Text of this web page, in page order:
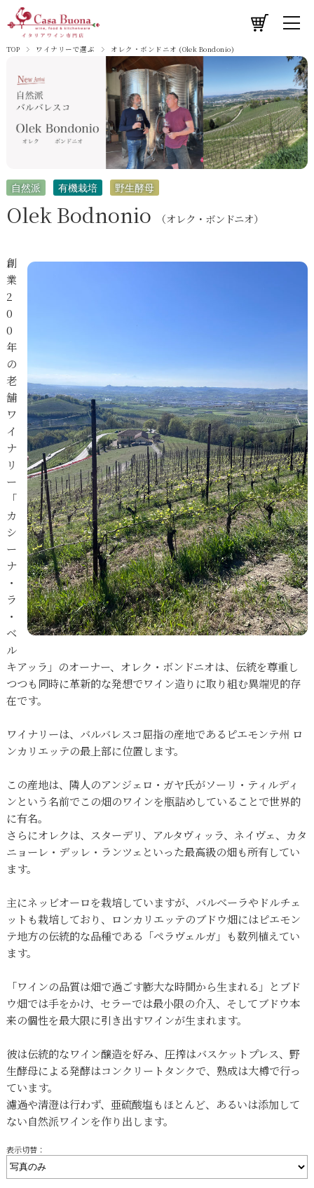
TOP ワイナリーで選ぶ オレク・ボンドニオ (Olek Bondonio)
自然派 有機栽培 野生酵母
Olek Bodnonio （オレク・ボンドニオ）
創
業
2
0
0
年
の
老
舗
ワ
イ
ナ
リ
ー
「
カ
シ
ー
ナ
・
ラ
・
ベ
ル
キアッラ」のオーナー、オレク・ボンドニオは、伝統を尊重し
つつも同時に革新的な発想でワイン造りに取り組む異端児的存
在です。
ワイナリーは、バルバレスコ屈指の産地であるピエモンテ州 ロ
ンカリエッテの最上部に位置します。
この産地は、隣人のアンジェロ・ガヤ氏がソーリ・ティルディ
ンという名前でこの畑のワインを瓶詰めしていることで世界的
に有名。
さらにオレクは、スターデリ、アルタヴィッラ、ネイヴェ、カタ
ニョーレ・デッレ・ランツェといった最高級の畑も所有してい
ます。
主にネッビオーロを栽培していますが、バルベーラやドルチェ
ットも栽培しており、ロンカリエッテのブドウ畑にはピエモン
テ地方の伝統的な品種である「ペラヴェルガ」も数列植えてい
ます。
「ワインの品質は畑で過ごす膨大な時間から生まれる」とブド
ウ畑では手をかけ、セラーでは最小限の介入、そしてブドウ本
来の個性を最大限に引き出すワインが生まれます。
彼は伝統的なワイン醸造を好み、圧搾はバスケットプレス、野
生酵母による発酵はコンクリートタンクで、熟成は大樽で行っ
ています。
濾過や清澄は行わず、亜硫酸塩もほとんど、あるいは添加して
ない自然派ワインを作り出します。
表示切替：